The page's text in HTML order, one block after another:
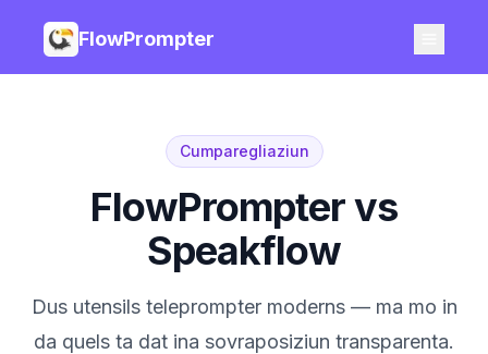
FlowPrompter
Cumparegliaziun
FlowPrompter vs
Speakflow
Dus utensils teleprompter moderns — ma mo in
da quels ta dat ina sovraposiziun transparenta.